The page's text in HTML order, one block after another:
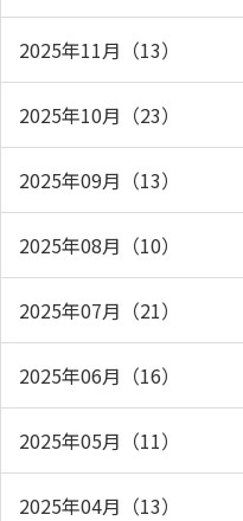
2025年11月（13）
2025年10月（23）
2025年09月（13）
2025年08月（10）
2025年07月（21）
2025年06月（16）
2025年05月（11）
2025年04月（13）